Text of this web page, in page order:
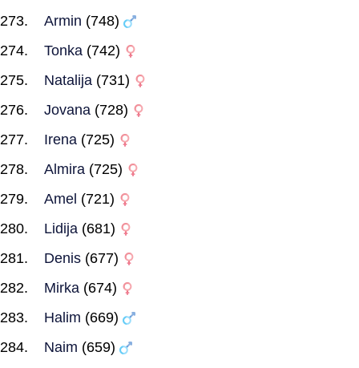
Armin (748)
Tonka (742)
Natalija (731)
Jovana (728)
Irena (725)
Almira (725)
Amel (721)
Lidija (681)
Denis (677)
Mirka (674)
Halim (669)
Naim (659)